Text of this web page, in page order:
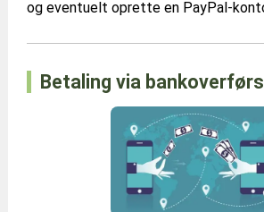
og eventuelt oprette en PayPal-
Betaling via